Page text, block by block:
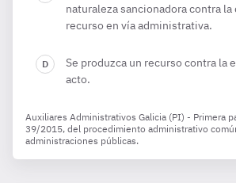
naturaleza sancionadora contra la
recurso en vía administrativa.
Se produzca un recurso contra la
acto.
Auxiliares Administrativos Galicia (PI) - Primera
39/2015, del procedimiento administrativo
administraciones públicas.